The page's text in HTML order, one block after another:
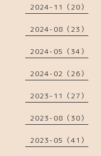
2024-11（20）
2024-08（23）
2024-05（34）
2024-02（26）
2023-11（27）
2023-08（30）
2023-05（41）